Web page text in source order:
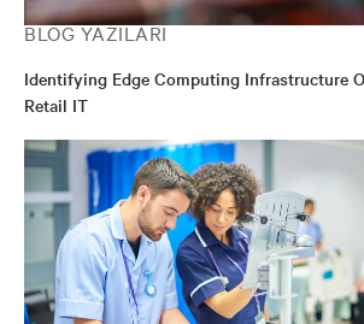
BLOG YAZILARI
Identifying Edge Computing Infrastructure
Retail IT